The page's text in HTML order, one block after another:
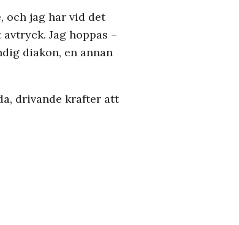
och jag har vid det
Jag hoppas –
diakon, en annan
drivande krafter att